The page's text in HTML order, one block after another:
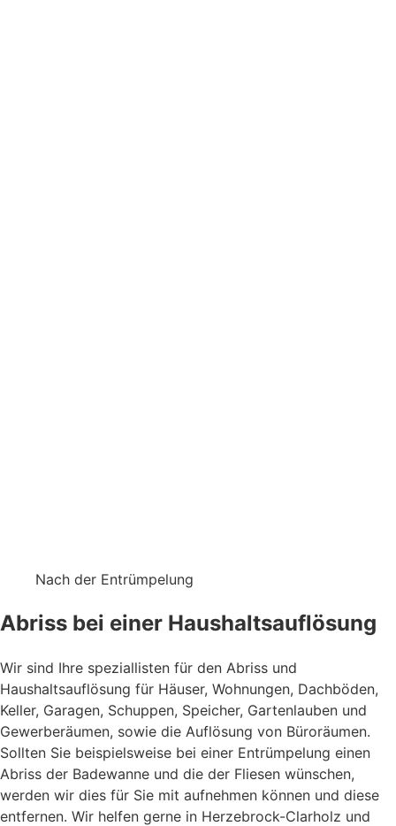
Nach der Entrümpelung
Abriss bei einer Haushaltsauflösung
Wir sind Ihre speziallisten für den Abriss und
Haushaltsauflösung für Häuser, Wohnungen, Dachböden,
Keller, Garagen, Schuppen, Speicher, Gartenlauben und
Gewerberäumen, sowie die Auflösung von Büroräumen.
Sollten Sie beispielsweise bei einer Entrümpelung einen
Abriss der Badewanne und die der Fliesen wünschen,
werden wir dies für Sie mit aufnehmen können und diese
entfernen. Wir helfen gerne in Herzebrock-Clarholz und